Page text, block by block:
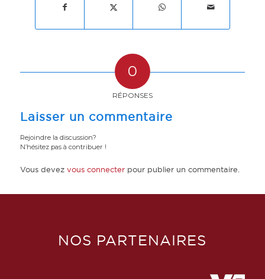
0
RÉPONSES
Laisser un commentaire
Rejoindre la discussion?
N’hésitez pas à contribuer !
Vous devez vous connecterpour publier un commentaire.
NOS PARTENAIRES